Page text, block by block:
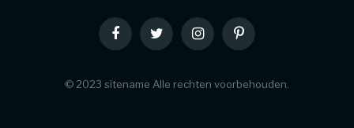
FacebookTwitter InstagramPinterest
© 2023 sitename Alle rechten voorbehouden.